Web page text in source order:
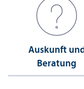
Auskunft
Beratung